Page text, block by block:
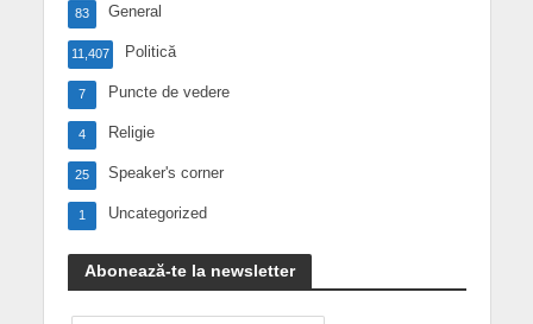
General
83
Politică
11,407
Puncte de vedere
7
Religie
4
Speaker's corner
25
Uncategorized
1
Abonează-te la newsletter